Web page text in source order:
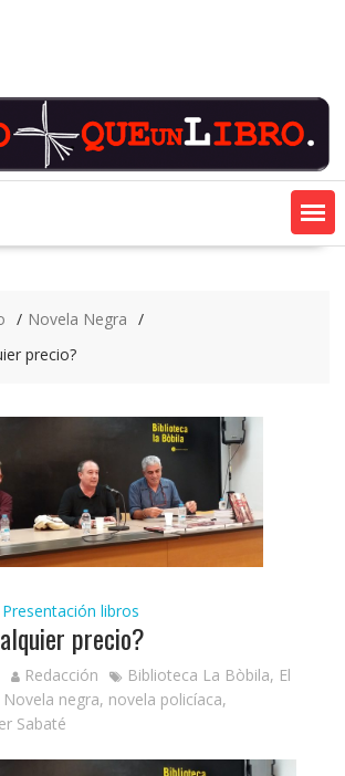
Novela Negra
precio?
Presentación libros
precio?
Redacción Biblioteca La Bòbila, El
Novela negra, novela policíaca,
Sabaté